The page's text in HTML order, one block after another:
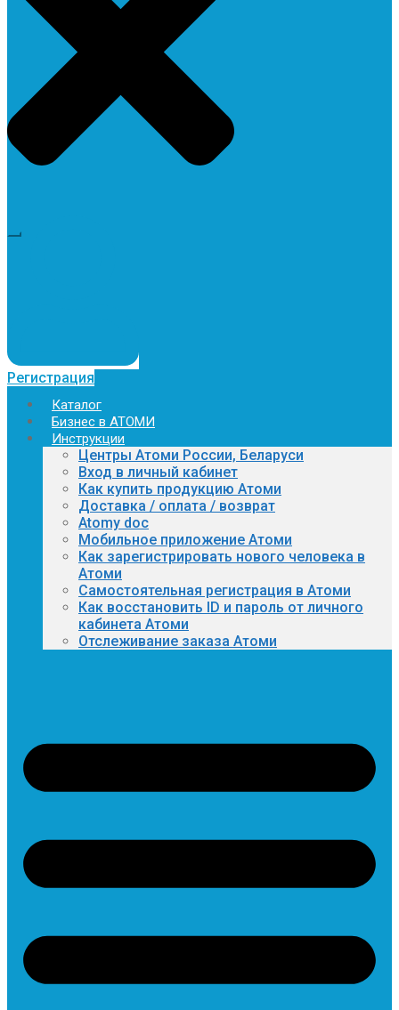
Регистрация
Каталог
Бизнес в АТОМИ
Инструкции
Центры Атоми России, Беларуси
Вход в личный кабинет
Как купить продукцию Атоми
Доставка / оплата / возврат
Atomy doc
Мобильное приложение Атоми
Как зарегистрировать нового человека в
Атоми
Самостоятельная регистрация в Атоми
Как восстановить ID и пароль от личного
кабинета Атоми
Отслеживание заказа Атоми